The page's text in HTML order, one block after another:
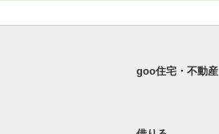
goo住宅・不動産